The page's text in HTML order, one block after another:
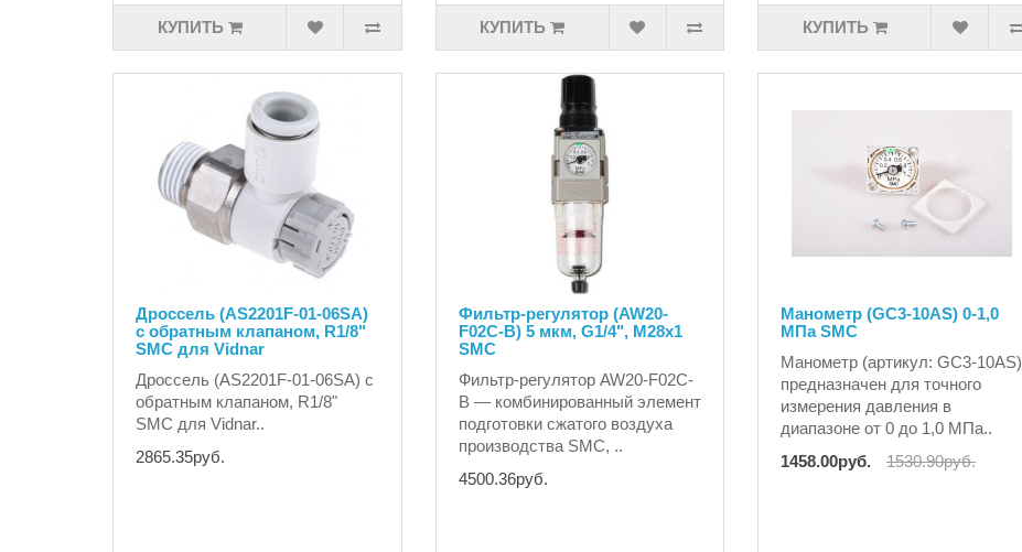
КУПИТЬ КУПИТЬ КУПИТЬ
Дроссель (AS2201F-01-06SA)
с обратным клапаном, R1/8"
SMC для Vidnar
Дроссель (AS2201F-01-06SA) с
обратным клапаном, R1/8"
SMC для Vidnar..
2865.35руб.
Фильтр-регулятор (AW20-
F02C-B) 5 мкм, G1/4", M28x1
SMC
Фильтр-регулятор AW20-F02C-
B — комбинированный элемент
подготовки сжатого воздуха
производства SMC, ..
4500.36руб.
Манометр (GC3-10AS) 0-1,0
МПа SMC
Манометр (артикул: GC3-10AS)
предназначен для точного
измерения давления в
диапазоне от 0 до 1,0 МПа..
1458.00руб.
1530.90руб.